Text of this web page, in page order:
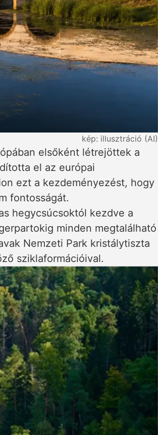
kép: illusztráció (AI)
elsőként létrejöttek a
el az európai
ezt a kezdeményezést, hogy
fontosságát.
hegycsúcsoktól kezdve a
minden megtalálható
Nemzeti Park kristálytiszta
sziklaformációival.